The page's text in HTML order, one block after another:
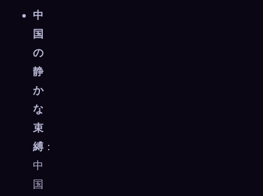
中
国
の
静
か
な
束
縛：
中
国